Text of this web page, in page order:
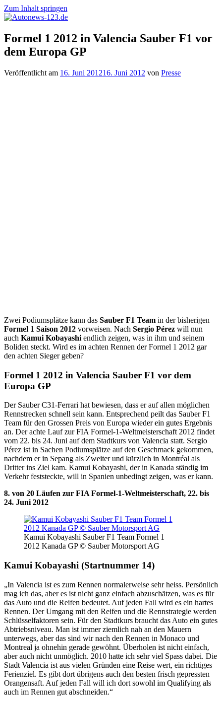
Zum Inhalt springen
Autonews-
123.de
Autonews
mit
Charme
Formel 1 2012 in Valencia Sauber F1 vor
dem Europa GP
Veröffentlicht am 16. Juni 201216. Juni 2012 von Presse
Zwei Podiumsplätze kann das Sauber F1 Team in der bisherigen
Formel 1 Saison 2012 vorweisen. Nach Sergio Pérez will nun
auch Kamui Kobayashi endlich zeigen, was in ihm und seinem
Boliden steckt. Wird es im achten Rennen der Formel 1 2012 gar
den achten Sieger geben?
Formel 1 2012 in Valencia Sauber F1 vor dem
Europa GP
Der Sauber C31-Ferrari hat bewiesen, dass er auf allen möglichen
Rennstrecken schnell sein kann. Entsprechend peilt das Sauber F1
Team für den Grossen Preis von Europa wieder ein gutes Ergebnis
an. Der achte Lauf zur FIA Formel-1-Weltmeisterschaft 2012 findet
vom 22. bis 24. Juni auf dem Stadtkurs von Valencia statt. Sergio
Pérez ist in Sachen Podiumsplätze auf den Geschmack gekommen,
nachdem er in Sepang als Zweiter und kürzlich in Montréal als
Dritter ins Ziel kam. Kamui Kobayashi, der in Kanada ständig im
Verkehr feststeckte, will in Spanien unbedingt zeigen, was er kann.
8. von 20 Läufen zur FIA Formel-1-Weltmeisterschaft, 22. bis
24. Juni 2012
Kamui Kobayashi Sauber F1 Team Formel 1
2012 Kanada GP © Sauber Motorsport AG
Kamui Kobayashi (Startnummer 14)
„In Valencia ist es zum Rennen normalerweise sehr heiss. Persönlich
mag ich das, aber es ist nicht ganz einfach abzuschätzen, was es für
das Auto und die Reifen bedeutet. Auf jeden Fall wird es ein hartes
Rennen. Der Umgang mit den Reifen und die Rennstrategie werden
Schlüsselfaktoren sein. Für den Stadtkurs braucht das Auto ein gutes
Abtriebsniveau. Man ist immer ziemlich nah an den Mauern
unterwegs, aber das sind wir nach den Rennen in Monaco und
Montreal ja ohnehin gerade gewöhnt. Überholen ist nicht einfach,
aber auch nicht unmöglich. 2010 hatte ich sehr viel Spass dabei. Die
Stadt Valencia ist aus vielen Gründen eine Reise wert, ein richtiges
Ferienziel. Es gibt dort übrigens auch den besten frisch gepressten
Orangensaft. Auf jeden Fall will ich dort sowohl im Qualifying als
auch im Rennen gut abschneiden.“